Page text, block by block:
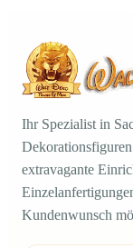
Ihr Spezialist in
extravagante
Kundenwunsch